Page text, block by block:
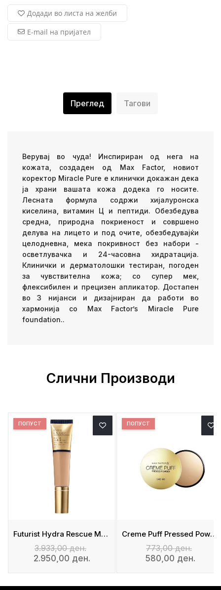
Додади во листа на желби
E-mail на пријател
Преглед Тагови
Верувај во чуда! Инспириран од нега на
кожата, создаден од Max Factor, новиот
коректор Miracle Pure е клинички докажан дека
ја храни вашата кожа додека го носите.
Лесната формула содржи хијалуронска
киселина, витамин Ц и пептиди. Обезбедува
средна, природна покриеност и совршено
делува на лицето и под очите, обезбедувајќи
целодневна, мека покривност без набори -
осветлувачка и 24-часовна хидратација.
Клинички и дерматолошки тестиран, погоден
за чувствителна кожа; со супер мек,
флексибилен и прецизен апликатор. Достапен
во 3 нијанси и дизајниран да работи во
хармонија со Max Factor’s Miracle Pure
foundation..
Слични Производи
Futurist Hydra Rescue Moisturizing Foundation SPF 45
ПОПУСТ
3.933,00 ден.
2.950,00 ден.
Creme Puff Pressed Powder
ПОПУСТ
773,00 ден.
580,00 ден.